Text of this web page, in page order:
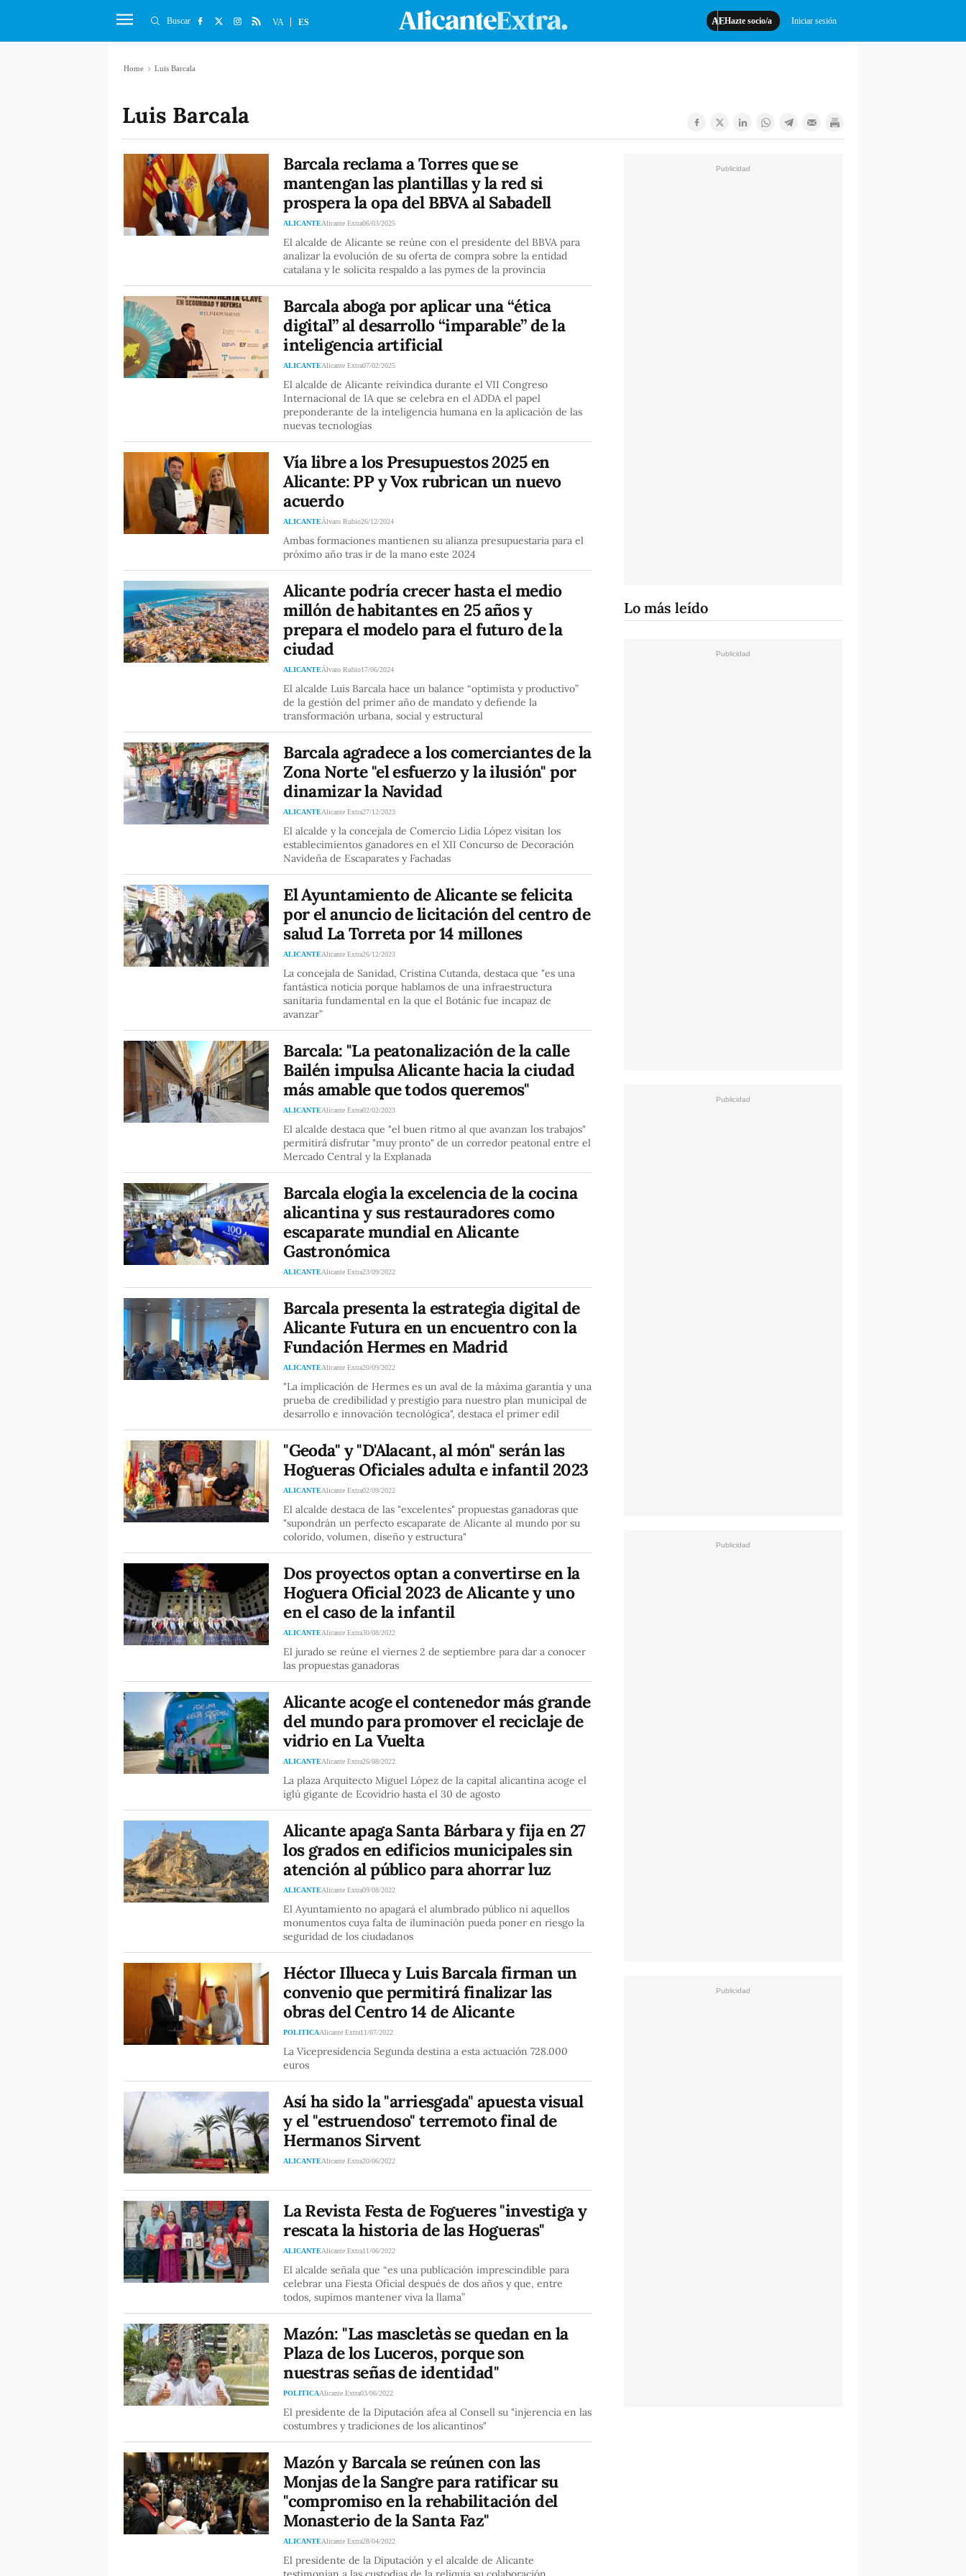
Hazte socio/a Iniciar sesión
Buscar VA ES
Home Luis Barcala
Luis Barcala
Barcala reclama a Torres que se
mantengan las plantillas y la red si
prospera la opa del BBVA al Sabadell
ALICANTEAlicante Extra06/03/2025
El alcalde de Alicante se reúne con el presidente del BBVA para
analizar la evolución de su oferta de compra sobre la entidad
catalana y le solicita respaldo a las pymes de la provincia
Barcala aboga por aplicar una “ética
digital” al desarrollo “imparable” de la
inteligencia artificial
ALICANTEAlicante Extra07/02/2025
El alcalde de Alicante reivindica durante el VII Congreso
Internacional de IA que se celebra en el ADDA el papel
preponderante de la inteligencia humana en la aplicación de las
nuevas tecnologías
Vía libre a los Presupuestos 2025 en
Alicante: PP y Vox rubrican un nuevo
acuerdo
ALICANTEÁlvaro Rubio26/12/2024
Ambas formaciones mantienen su alianza presupuestaria para el
próximo año tras ir de la mano este 2024
Alicante podría crecer hasta el medio
millón de habitantes en 25 años y
prepara el modelo para el futuro de la
ciudad
ALICANTEÁlvaro Rubio17/06/2024
El alcalde Luis Barcala hace un balance “optimista y productivo”
de la gestión del primer año de mandato y defiende la
transformación urbana, social y estructural
Barcala agradece a los comerciantes de la
Zona Norte "el esfuerzo y la ilusión" por
dinamizar la Navidad
ALICANTEAlicante Extra27/12/2023
El alcalde y la concejala de Comercio Lidia López visitan los
establecimientos ganadores en el XII Concurso de Decoración
Navideña de Escaparates y Fachadas
El Ayuntamiento de Alicante se felicita
por el anuncio de licitación del centro de
salud La Torreta por 14 millones
ALICANTEAlicante Extra26/12/2023
La concejala de Sanidad, Cristina Cutanda, destaca que "es una
fantástica noticia porque hablamos de una infraestructura
sanitaria fundamental en la que el Botánic fue incapaz de
avanzar”
Barcala: "La peatonalización de la calle
Bailén impulsa Alicante hacia la ciudad
más amable que todos queremos"
ALICANTEAlicante Extra02/02/2023
El alcalde destaca que "el buen ritmo al que avanzan los trabajos"
permitirá disfrutar "muy pronto" de un corredor peatonal entre el
Mercado Central y la Explanada
Barcala elogia la excelencia de la cocina
alicantina y sus restauradores como
escaparate mundial en Alicante
Gastronómica
ALICANTEAlicante Extra23/09/2022
Barcala presenta la estrategia digital de
Alicante Futura en un encuentro con la
Fundación Hermes en Madrid
ALICANTEAlicante Extra20/09/2022
"La implicación de Hermes es un aval de la máxima garantía y una
prueba de credibilidad y prestigio para nuestro plan municipal de
desarrollo e innovación tecnológica", destaca el primer edil
"Geoda" y "D'Alacant, al món" serán las
Hogueras Oficiales adulta e infantil 2023
ALICANTEAlicante Extra02/09/2022
El alcalde destaca de las "excelentes" propuestas ganadoras que
"supondrán un perfecto escaparate de Alicante al mundo por su
colorido, volumen, diseño y estructura"
Dos proyectos optan a convertirse en la
Hoguera Oficial 2023 de Alicante y uno
en el caso de la infantil
ALICANTEAlicante Extra30/08/2022
El jurado se reúne el viernes 2 de septiembre para dar a conocer
las propuestas ganadoras
Alicante acoge el contenedor más grande
del mundo para promover el reciclaje de
vidrio en La Vuelta
ALICANTEAlicante Extra26/08/2022
La plaza Arquitecto Miguel López de la capital alicantina acoge el
iglú gigante de Ecovidrio hasta el 30 de agosto
Alicante apaga Santa Bárbara y fija en 27
los grados en edificios municipales sin
atención al público para ahorrar luz
ALICANTEAlicante Extra09/08/2022
El Ayuntamiento no apagará el alumbrado público ni aquellos
monumentos cuya falta de iluminación pueda poner en riesgo la
seguridad de los ciudadanos
Héctor Illueca y Luis Barcala firman un
convenio que permitirá finalizar las
obras del Centro 14 de Alicante
POLITICAAlicante Extra11/07/2022
La Vicepresidencia Segunda destina a esta actuación 728.000
euros
Así ha sido la "arriesgada" apuesta visual
y el "estruendoso" terremoto final de
Hermanos Sirvent
ALICANTEAlicante Extra20/06/2022
La Revista Festa de Fogueres "investiga y
rescata la historia de las Hogueras"
ALICANTEAlicante Extra11/06/2022
El alcalde señala que “es una publicación imprescindible para
celebrar una Fiesta Oficial después de dos años y que, entre
todos, supimos mantener viva la llama”
Mazón: "Las mascletàs se quedan en la
Plaza de los Luceros, porque son
nuestras señas de identidad"
POLITICAAlicante Extra03/06/2022
El presidente de la Diputación afea al Consell su "injerencia en las
costumbres y tradiciones de los alicantinos"
Mazón y Barcala se reúnen con las
Monjas de la Sangre para ratificar su
"compromiso en la rehabilitación del
Monasterio de la Santa Faz"
ALICANTEAlicante Extra28/04/2022
El presidente de la Diputación y el alcalde de Alicante
Lo más leído